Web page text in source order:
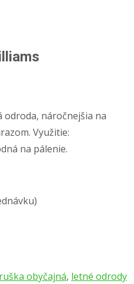
odroda, náročnejšia na
Využitie:
na pálenie.
obyčajná, letné odrody